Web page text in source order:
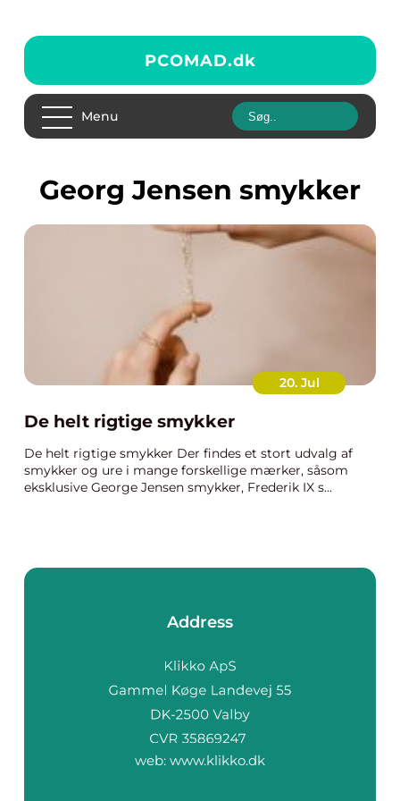
PCOMAD.dk
Menu
Georg Jensen smykker
20. Jul
De helt rigtige smykker
De helt rigtige smykker Der findes et stort udvalg af
smykker og ure i mange forskellige mærker, såsom
eksklusive George Jensen smykker, Frederik IX s...
Address
web: www.klikko.dk